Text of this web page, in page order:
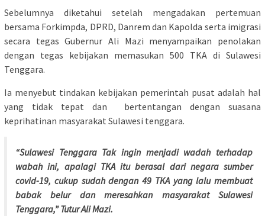
Sebelumnya diketahui setelah mengadakan pertemuan
bersama Forkimpda, DPRD, Danrem dan Kapolda serta imigrasi
secara tegas Gubernur Ali Mazi menyampaikan penolakan
dengan tegas kebijakan memasukan 500 TKA di Sulawesi
Tenggara.
Ia menyebut tindakan kebijakan pemerintah pusat adalah hal
yang tidak tepat dan bertentangan dengan suasana
keprihatinan masyarakat Sulawesi tenggara.
“Sulawesi Tenggara Tak ingin menjadi wadah terhadap
wabah ini, apalagi TKA itu berasal dari negara sumber
covid-19, cukup sudah dengan 49 TKA yang lalu membuat
babak belur dan meresahkan masyarakat Sulawesi
Tenggara,” Tutur Ali Mazi.